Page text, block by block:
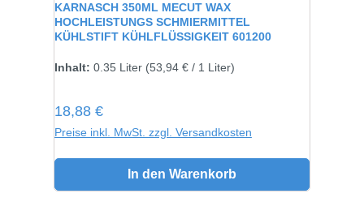
KARNASCH 350ML MECUT WAX
HOCHLEISTUNGS SCHMIERMITTEL
KÜHLSTIFT KÜHLFLÜSSIGKEIT 601200
Inhalt: 0.35 Liter (53,94 € / 1 Liter)
Regulärer Preis:
18,88 €
Preise inkl. MwSt. zzgl. Versandkosten
In den Warenkorb